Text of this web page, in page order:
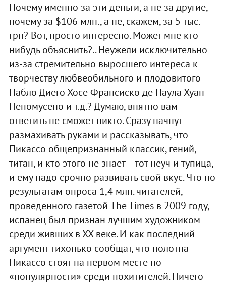
Почему именно за эти деньги, а не за другие,
почему за $106 млн., а не, скажем, за 5 тыс.
грн? Вот, просто интересно. Может мне кто-
нибудь объяснить?.. Неужели исключительно
из-за стремительно выросшего интереса к
творчеству любвеобильного и плодовитого
Пабло Диего Хосе Франсиско де Паула Хуан
Непомусено и т.д.? Думаю, внятно вам
ответить не сможет никто. Сразу начнут
размахивать руками и рассказывать, что
Пикассо общепризнанный классик, гений,
титан, и кто этого не знает – тот неуч и тупица,
и ему надо срочно развивать свой вкус. Что по
результатам опроса 1,4 млн. читателей,
проведенного газетой The Times в 2009 году,
испанец был признан лучшим художником
среди живших в ХХ веке. И как последний
аргумент тихонько сообщат, что полотна
Пикассо стоят на первом месте по
«популярности» среди похитителей. Ничего